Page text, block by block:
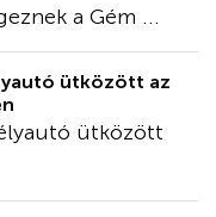
a Gém ...
ütközött az
ütközött